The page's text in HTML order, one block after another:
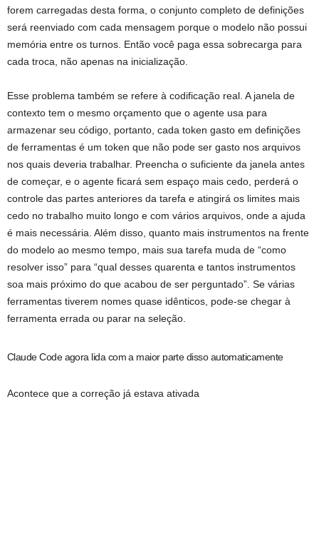
forem carregadas desta forma, o conjunto completo de definições
será reenviado com cada mensagem porque o modelo não possui
memória entre os turnos. Então você paga essa sobrecarga para
cada troca, não apenas na inicialização.
Esse problema também se refere à codificação real. A janela de
contexto tem o mesmo orçamento que o agente usa para
armazenar seu código, portanto, cada token gasto em definições
de ferramentas é um token que não pode ser gasto nos arquivos
nos quais deveria trabalhar. Preencha o suficiente da janela antes
de começar, e o agente ficará sem espaço mais cedo, perderá o
controle das partes anteriores da tarefa e atingirá os limites mais
cedo no trabalho muito longo e com vários arquivos, onde a ajuda
é mais necessária. Além disso, quanto mais instrumentos na frente
do modelo ao mesmo tempo, mais sua tarefa muda de “como
resolver isso” para “qual desses quarenta e tantos instrumentos
soa mais próximo do que acabou de ser perguntado”. Se várias
ferramentas tiverem nomes quase idênticos, pode-se chegar à
ferramenta errada ou parar na seleção.
Claude Code agora lida com a maior parte disso automaticamente
Acontece que a correção já estava ativada